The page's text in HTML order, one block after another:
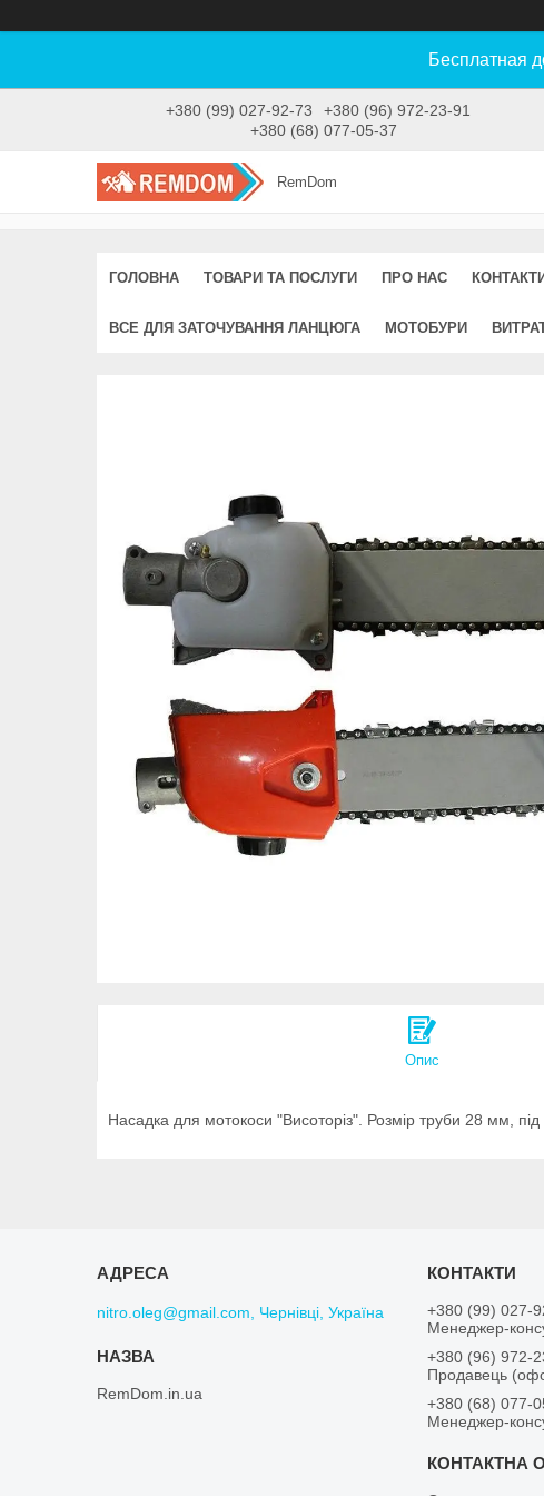
Бесплатная
+380 (99) 027-92-73
+380 (96) 972-23-91
+380 (68) 077-05-37
RemDom
ГОЛОВНА ТОВАРИ ТА ПОСЛУГИ ПРО НАС КОНТАКТИ
ВСЕ ДЛЯ ЗАТОЧУВАННЯ ЛАНЦЮГА МОТОБУРИ
Опис
Насадка для мотокоси "Висоторіз". Розмір труби 28 мм, під
nitro.oleg@gmail.com, Чернівці, Україна
RemDom.in.ua
+380 (99) 027-
Менеджер-
+380 (96) 972-
Продавець
+380 (68) 077-
Менеджер-